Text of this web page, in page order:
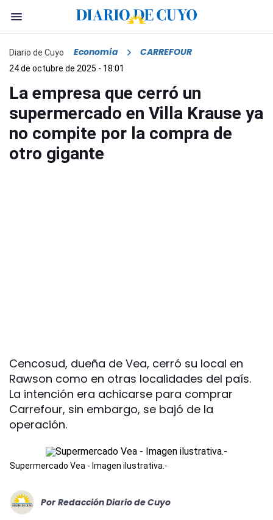
Diario de Cuyo Economía CARREFOUR
24 de octubre de 2025 - 18:01
La empresa que cerró un
supermercado en Villa Krause ya
no compite por la compra de
otro gigante
Cencosud, dueña de Vea, cerró su local en
Rawson como en otras localidades del país.
La intención era achicarse para comprar
Carrefour, sin embargo, se bajó de la
operación.
Supermercado Vea - Imagen ilustrativa.-
Por Redacción Diario de Cuyo